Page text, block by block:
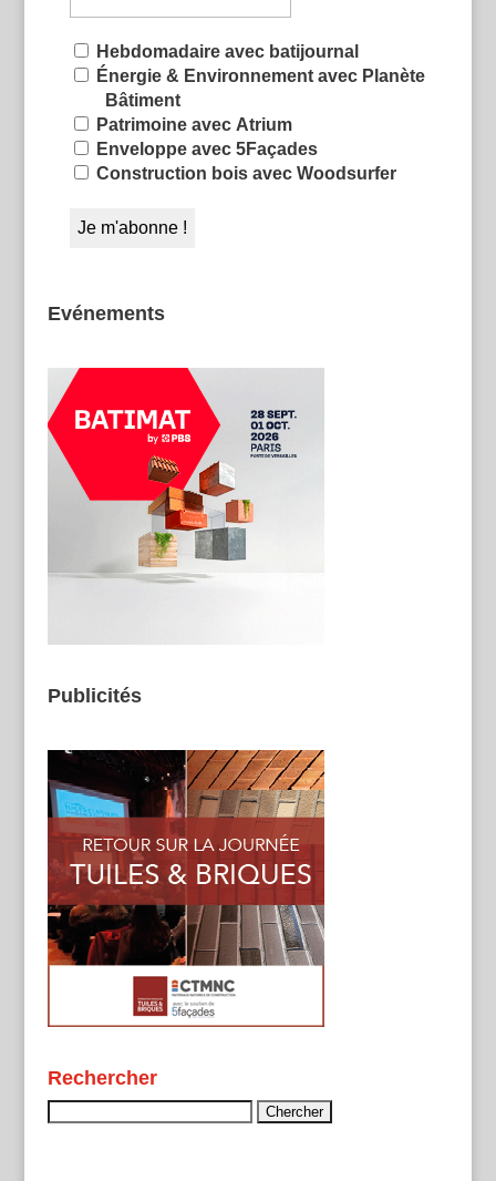
Hebdomadaire avec batijournal
Énergie & Environnement avec Planète
Bâtiment
Patrimoine avec Atrium
Enveloppe avec 5Façades
Construction bois avec Woodsurfer
Evénements
Publicités
Rechercher